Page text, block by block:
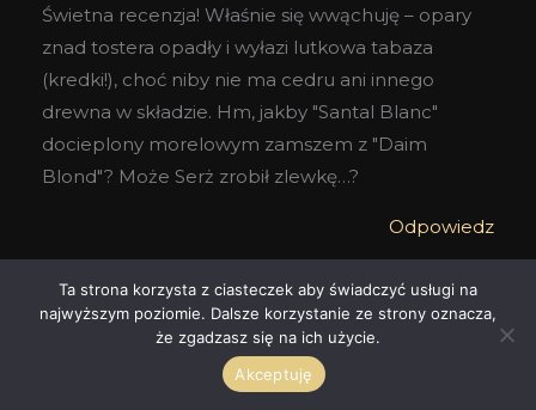
Świetna recenzja! Właśnie się wwąchuję – opary
znad tostera opadły i wyłazi lutkowa tabaza
(kredki!), choć niby nie ma cedru ani innego
drewna w składzie. Hm, jakby "Santal Blanc"
docieplony morelowym zamszem z "Daim
Blond"? Może Serż zrobił zlewkę…?
Odpowiedz
MYSZA
2012-02-14 PRZY 21:42
Recenzja bardzo fajna. Cóż z tego… Wybrałam się
Ta strona korzysta z ciasteczek aby świadczyć usługi na
najwyższym poziomie. Dalsze korzystanie ze strony oznacza,
że zgadzasz się na ich użycie.
Akceptuję